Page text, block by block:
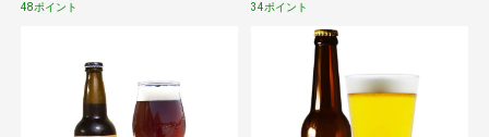
48ポイント 34ポイント